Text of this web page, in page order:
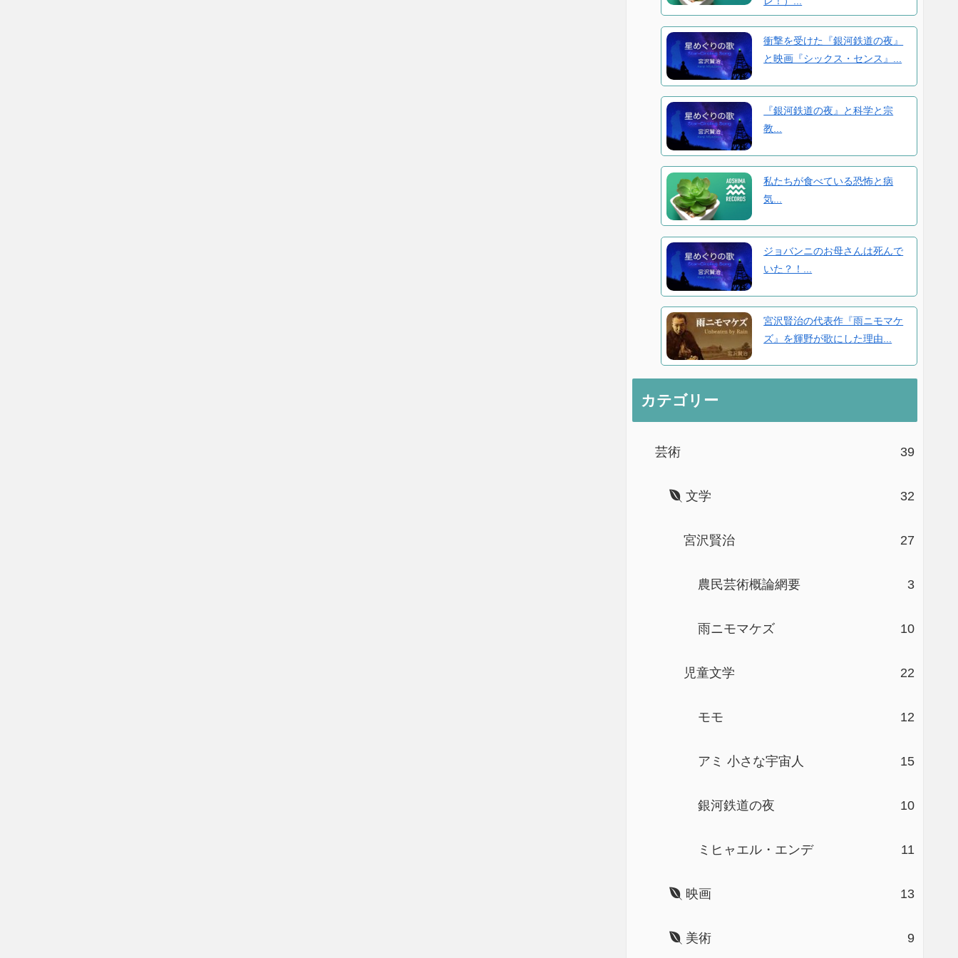
衝撃を受けた『銀河鉄道の夜』
と映画『シックス・センス』...
『銀河鉄道の夜』と科学と宗
教...
私たちが食べている恐怖と病
気...
ジョバンニのお母さんは死んで
いた？！...
宮沢賢治の代表作『雨ニモマケ
ズ』を輝野が歌にした理由...
カテゴリー
芸術 39
文学 32
宮沢賢治 27
農民芸術概論網要 3
雨ニモマケズ 10
児童文学 22
モモ 12
アミ 小さな宇宙人 15
銀河鉄道の夜 10
ミヒャエル・エンデ 11
映画 13
美術 9